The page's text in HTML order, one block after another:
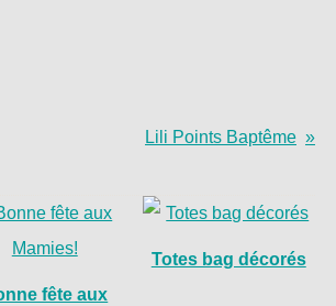
Lili Points Baptême
fête aux
Totes bag décorés